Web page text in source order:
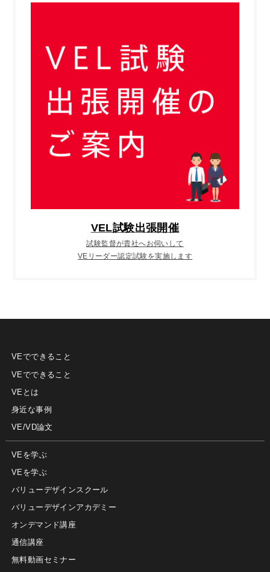
VEL試験出張開催
試験監督が貴社へお伺いして
VEリーダー認定試験を実施します
VEでできること
VEでできること
VEとは
身近な事例
VE/VD論文
VEを学ぶ
VEを学ぶ
バリューデザインスクール
バリューデザインアカデミー
オンデマンド講座
通信講座
無料動画セミナー